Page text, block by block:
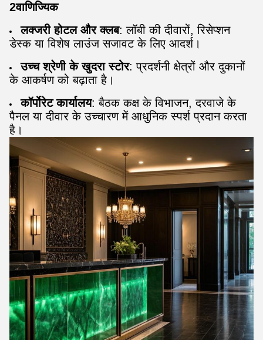
2वाणिज्यिक
लक्जरी होटल और क्लब: लॉबी की दीवारों, रिसेप्शन
डेस्क या विशेष लाउंज सजावट के लिए आदर्श।
उच्च श्रेणी के खुदरा स्टोर: प्रदर्शनी क्षेत्रों और दुकानों
के आकर्षण को बढ़ाता है।
कॉर्पोरेट कार्यालय: बैठक कक्ष के विभाजन, दरवाजे के
पैनल या दीवार के उच्चारण में आधुनिक स्पर्श प्रदान करता
है।